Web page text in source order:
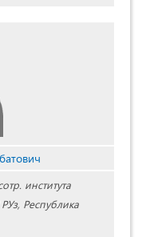
института
Республика